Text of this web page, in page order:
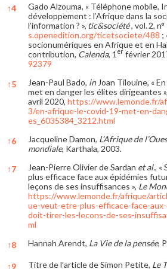
↑4
Gado Alzouma, « Téléphone mobile,
développement : l’Afrique dans la
l’information ? », tic&société, vol. 2,
s.openedition.org/ticetsociete/488 ;
socionumériques en Afrique et en
contribution, Calenda, 1 er février
92379
↑5 Jean-Paul Bado, inJoan Tilouine, «
met en danger les élites dirigeantes »,
avril 2020, https://www.lemonde.fr/
3/en-afrique-le-covid-19-met-en-
es_6035384_3212.html
↑6 Jacqueline Damon, L’Afrique de
mondiale, Karthala, 2003.
↑7 Jean-Pierre Olivier de Sardan et al., «
plus efficace face aux épidémies
leçons de ses insuffisances », Le
https://www.lemonde.fr/afrique/
ue-veut-etre-plus-efficace-face-
doit-tirer-les-lecons-de-ses-
ml
↑8 Hannah Arendt, La Vie de la pensée,
↑9 Titre de l’article de Simon Petite, Le